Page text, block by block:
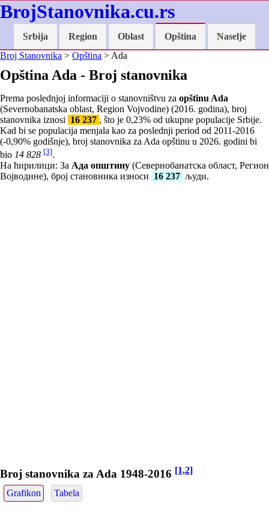
BrojStanovnika.cu.rs
Srbija Region Oblast Opština
Naselje
Broj Stanovnika > Opština > Ada
Opština Ada - Broj stanovnika
Prema poslednjoj informaciji o stanovništvu za opštinu Ada
(Severnobanatska oblast, Region Vojvodine) (2016. godina), broj
stanovnika iznosi 16 237 , što je 0,23% od ukupne populacije Srbije.
Kad bi se populacija menjala kao za poslednji period od 2011-2016
(-0,90% godišnje), broj stanovnika za Ada opštinu u 2026. godini bi
bio 14 828 [3].
На ћирилици: За Ада општину (Севернобанатска област, Регион
Војводине), број становника износи 16 237 људи.
Broj stanovnika za Ada 1948-2016 [1,2]
Grafikon Tabela